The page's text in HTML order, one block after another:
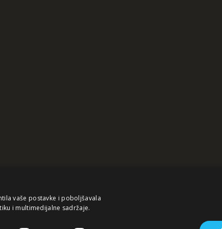
vaše postavke i poboljšavala
i multimedijalne sadržaje.